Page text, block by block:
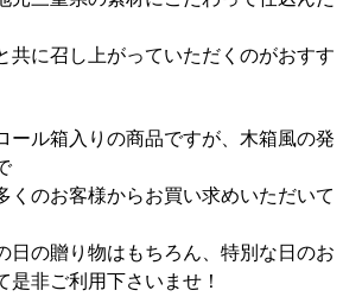
共に召し上がっていただくのがおすす
ール箱入りの商品ですが、木箱風の発
くのお客様からお買い求めいただいて
日の贈り物はもちろん、特別な日のお
是非ご利用下さいませ！